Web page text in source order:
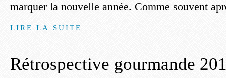
marquer la nouvelle année. Comme souvent
LIRE LA SUITE
Rétrospective gourmande